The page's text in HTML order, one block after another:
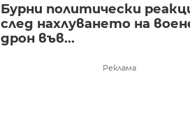
Бурни политически
след нахлуването на
дрон във...
Реклама